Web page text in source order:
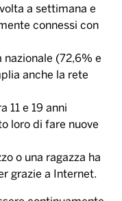
a settimana e
connessi con
nazionale (72,6% e
anche la rete
11 e 19 anni
loro di fare nuove
o una ragazza ha
grazie a Internet.